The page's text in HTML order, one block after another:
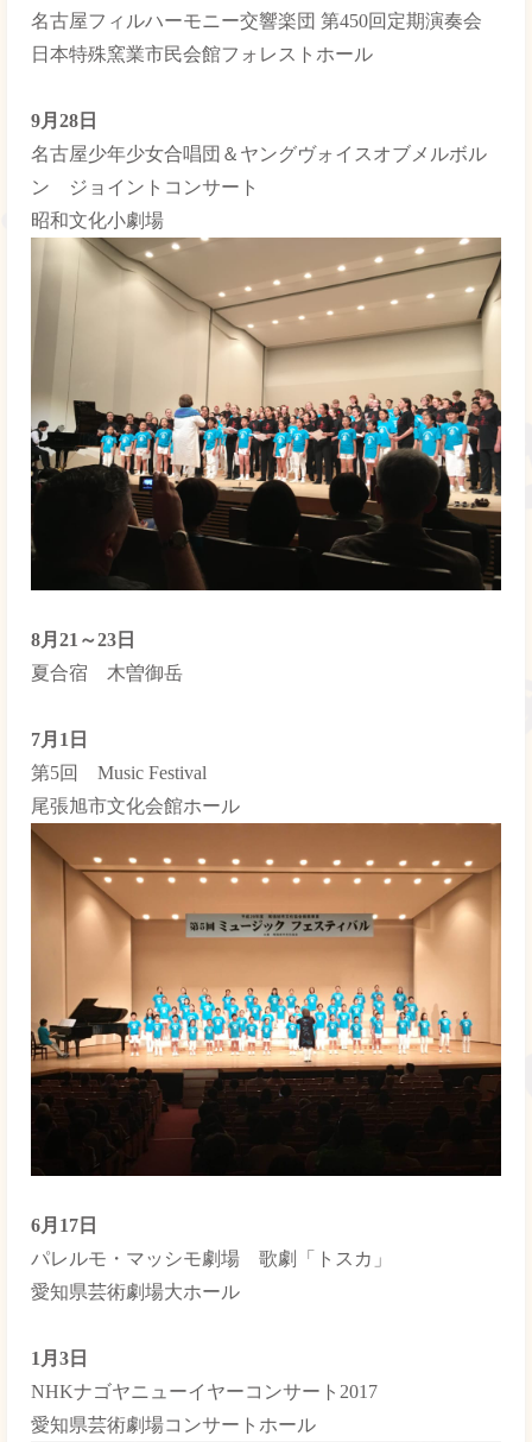
名古屋フィルハーモニー交響楽団 第450回定期演奏会
日本特殊窯業市民会館フォレストホール
9月28日
名古屋少年少女合唱団＆ヤングヴォイスオブメルボル
ン ジョイントコンサート
昭和文化小劇場
8月21～23日
夏合宿 木曽御岳
7月1日
第5回 Music Festival
尾張旭市文化会館ホール
6月17日
パレルモ・マッシモ劇場 歌劇「トスカ」
愛知県芸術劇場大ホール
1月3日
NHKナゴヤニューイヤーコンサート2017
愛知県芸術劇場コンサートホール